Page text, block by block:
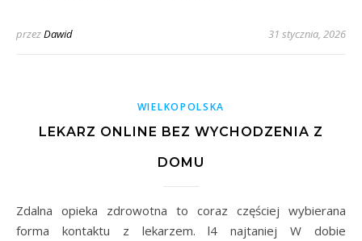
przezDawid 31 stycznia, 2026
WIELKOPOLSKA
LEKARZ ONLINE BEZ WYCHODZENIA Z
DOMU
Zdalna opieka zdrowotna to coraz częściej wybierana
forma kontaktu z lekarzem. l4 najtaniej W dobie